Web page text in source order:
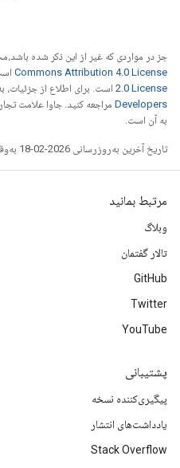
جز در مواردی که غیر از این ذکر شده
Commons Attribution 4.0 License
2.0 License است. برای اطلاع از جزئیات،
Developers‏
به آن است.
تاریخ آخرین به‌روزرسانی 2026-02-18 به‌وقت ساعت هماهنگ جهانی.
مرتبط بمانید
وبلاگ
تالار گفتمان
GitHub
Twitter
YouTube
پشتیبانی
پیگیری‌کننده نسخه
یادداشت‌های انتشار
Stack Overflow